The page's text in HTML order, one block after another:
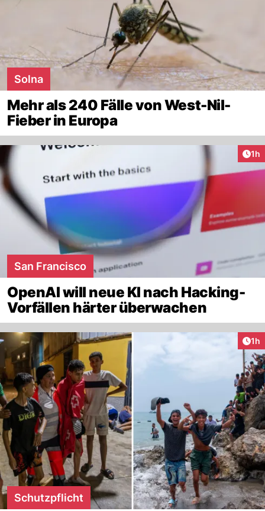
Solna
Mehr als 240 Fälle von West-Nil-
Fieber in Europa
1h
San Francisco
OpenAI will neue KI nach Hacking-
Vorfällen härter überwachen
1h
Schutzpflicht